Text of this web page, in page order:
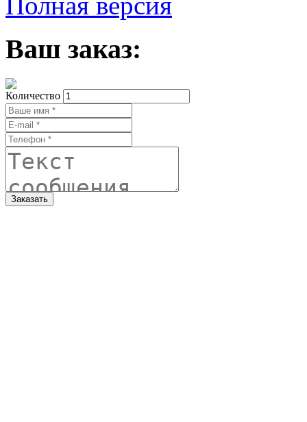
Ваш заказ:
Количество
Заказать